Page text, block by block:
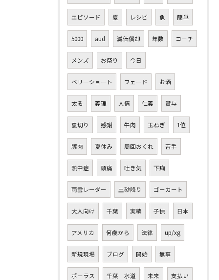
エピソード 夏 レシピ 魚 簡単
5000 aud 減価償却 年数 コーチ
メンズ お祭り 今日
ベリーショート フェード お酒
太る 義理 人情 仁義 賞与
裏切り 感謝 牛肉 玉ねぎ 1位
豚肉 夏休み 周回おくれ 苦手
熱中症 頭痛 吐き気 下痢
雨雲レーダー 土砂降り ゴーカート
大人向け 千葉 実績 子供 日本
アメリカ 何歳から 法律 up/xg
新規現場 ブログ 開始 無事
ポーラス 千葉 水道 未来 支払い